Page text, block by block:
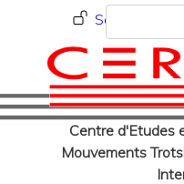
Menu
Se connecter
Centre d'Etudes
Mouvements
Rechercher